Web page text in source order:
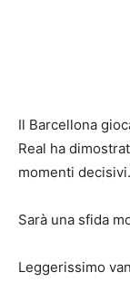
Il Barcellona
Real ha
momenti decisivi.
Sarà una sfida
Leggerissimo